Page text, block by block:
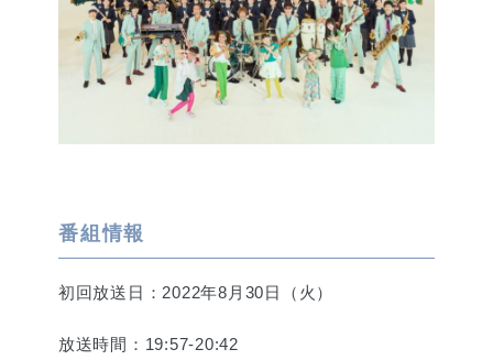
番組情報
初回放送日：2022年8月30日（火）
放送時間：19:57-20:42